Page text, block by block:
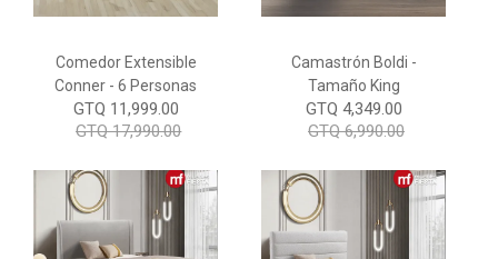
Comedor Extensible
Conner - 6 Personas
GTQ 11,999.00
GTQ 17,990.00
Camastrón Boldi -
Tamaño King
GTQ 4,349.00
GTQ 6,990.00